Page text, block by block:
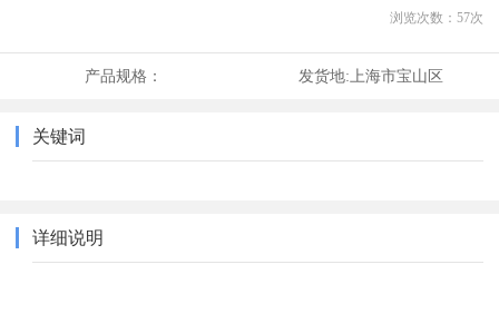
浏览次数： 57次
产品规格： 发货地: 上海市宝山区
关键词
详细说明